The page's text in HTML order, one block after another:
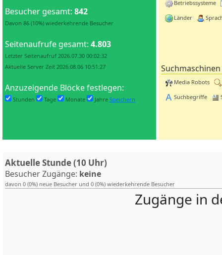
Besucher gesamt: 842
Davon 86 (10%) wiederkehrende Besucher
Seitenaufrufe gesamt: 4.803
Letzter Seitenaufruf 2026.07.30 00:02:32
Aktuelle Server Zeit 2026.08.06 10:51:27
Anzuzeigende Blöcke festlegen:
Stunden Tage Monate Jahre Speichern
Betriebssysteme
Länder
Suchmaschinen
Media Robots
Suchbegriffe
Aktuelle Stunde (10 Uhr)
Besucher Zugänge: keine
davon 0 (0%) neue Besucher und 0 (0%) wiederkehrende Besucher
Zugänge in